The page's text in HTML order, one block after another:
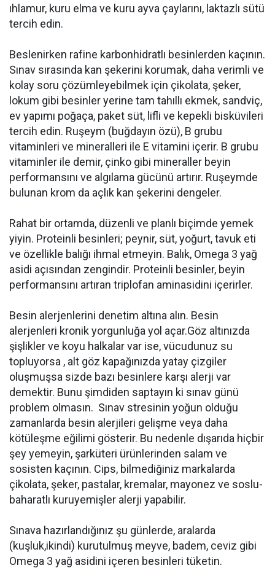
ıhlamur, kuru elma ve kuru ayva çaylarını, laktazlı sütü
tercih edin.
Beslenirken rafine karbonhidratlı besinlerden kaçının.
Sınav sırasında kan şekerini korumak, daha verimli ve
kolay soru çözümleyebilmek için çikolata, şeker,
lokum gibi besinler yerine tam tahıllı ekmek, sandviç,
ev yapımı poğaça, paket süt, lifli ve kepekli bisküvileri
tercih edin. Ruşeym (buğdayın özü), B grubu
vitaminleri ve mineralleri ile E vitamini içerir. B grubu
vitaminler ile demir, çinko gibi mineraller beyin
performansını ve algılama gücünü artırır. Ruşeymde
bulunan krom da açlık kan şekerini dengeler.
Rahat bir ortamda, düzenli ve planlı biçimde yemek
yiyin. Proteinli besinleri; peynir, süt, yoğurt, tavuk eti
ve özellikle balığı ihmal etmeyin. Balık, Omega 3 yağ
asidi açısından zengindir. Proteinli besinler, beyin
performansını artıran triplofan aminasidini içerirler.
Besin alerjenlerini denetim altına alın. Besin
alerjenleri kronik yorgunluğa yol açar.Göz altınızda
şişlikler ve koyu halkalar var ise, vücudunuz su
topluyorsa , alt göz kapağınızda yatay çizgiler
oluşmuşsa sizde bazı besinlere karşı alerji var
demektir. Bunu şimdiden saptayın ki sınav günü
problem olmasın. Sınav stresinin yoğun olduğu
zamanlarda besin alerjileri gelişme veya daha
kötüleşme eğilimi gösterir. Bu nedenle dışarıda hiçbir
şey yemeyin, şarküteri ürünlerinden salam ve
sosisten kaçının. Cips, bilmediğiniz markalarda
çikolata, şeker, pastalar, kremalar, mayonez ve soslu-
baharatlı kuruyemişler alerji yapabilir.
Sınava hazırlandığınız şu günlerde, aralarda
(kuşluk,ikindi) kurutulmuş meyve, badem, ceviz gibi
Omega 3 yağ asidini içeren besinleri tüketin.